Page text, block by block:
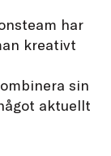
har
kreativt
sin
aktuellt